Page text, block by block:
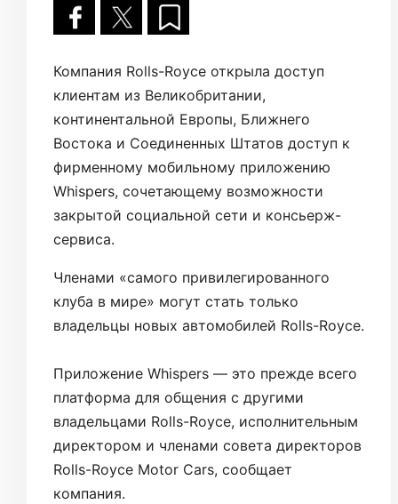
Компания Rolls-Royce открыла доступ
клиентам из Великобритании,
континентальной Европы, Ближнего
Востока и Соединенных Штатов доступ к
фирменному мобильному приложению
Whispers, сочетающему возможности
закрытой социальной сети и консьерж-
сервиса.
Членами «самого привилегированного
клуба в мире» могут стать только
владельцы новых автомобилей Rolls-Royce.
Приложение Whispers — это прежде всего
платформа для общения с другими
владельцами Rolls-Royce, исполнительным
директором и членами совета директоров
Rolls-Royce Motor Cars, сообщает
компания.